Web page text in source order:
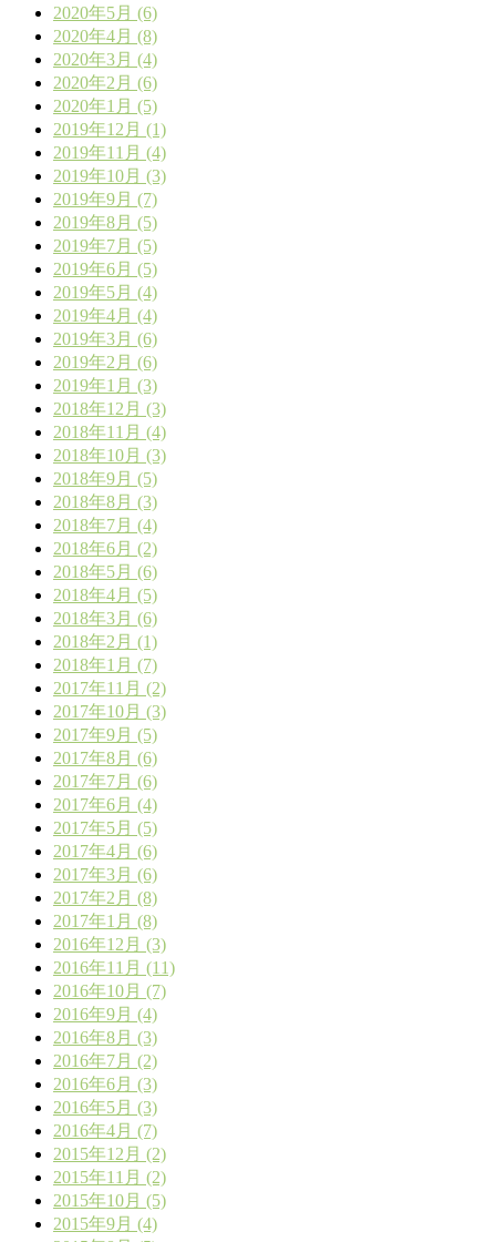
2020年5月 (6)
2020年4月 (8)
2020年3月 (4)
2020年2月 (6)
2020年1月 (5)
2019年12月 (1)
2019年11月 (4)
2019年10月 (3)
2019年9月 (7)
2019年8月 (5)
2019年7月 (5)
2019年6月 (5)
2019年5月 (4)
2019年4月 (4)
2019年3月 (6)
2019年2月 (6)
2019年1月 (3)
2018年12月 (3)
2018年11月 (4)
2018年10月 (3)
2018年9月 (5)
2018年8月 (3)
2018年7月 (4)
2018年6月 (2)
2018年5月 (6)
2018年4月 (5)
2018年3月 (6)
2018年2月 (1)
2018年1月 (7)
2017年11月 (2)
2017年10月 (3)
2017年9月 (5)
2017年8月 (6)
2017年7月 (6)
2017年6月 (4)
2017年5月 (5)
2017年4月 (6)
2017年3月 (6)
2017年2月 (8)
2017年1月 (8)
2016年12月 (3)
2016年11月 (11)
2016年10月 (7)
2016年9月 (4)
2016年8月 (3)
2016年7月 (2)
2016年6月 (3)
2016年5月 (3)
2016年4月 (7)
2015年12月 (2)
2015年11月 (2)
2015年10月 (5)
2015年9月 (4)